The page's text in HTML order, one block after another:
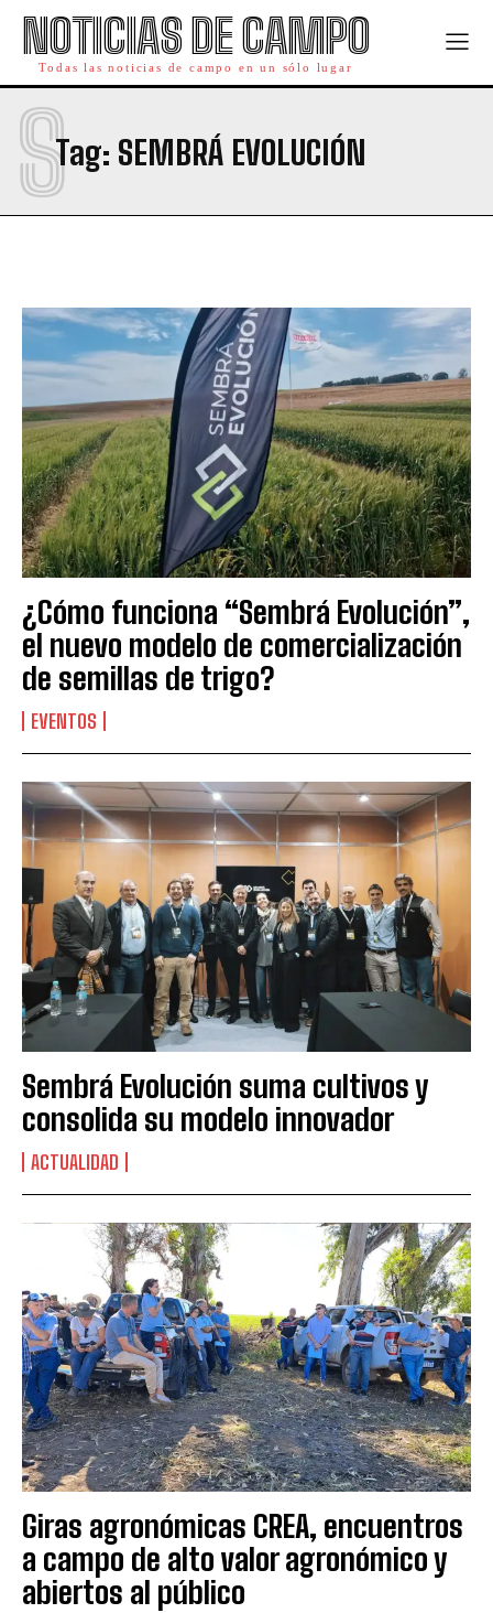
NOTICIAS DE CAMPO
Todas las noticias de campo en un sólo lugar
Tag: SEMBRÁ EVOLUCIÓN
S
¿Cómo funciona “Sembrá Evolución”,
el nuevo modelo de comercialización
de semillas de trigo?
EVENTOS
Sembrá Evolución suma cultivos y
consolida su modelo innovador
ACTUALIDAD
Giras agronómicas CREA, encuentros
a campo de alto valor agronómico y
abiertos al público